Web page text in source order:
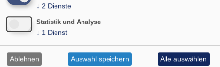
Zubehör von:
↓ 2 Dienste
Statistik und Analyse
↓ 1 Dienst
Ablehnen Auswahl speichern Alle auswählen